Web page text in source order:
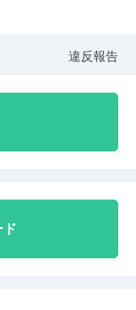
違反報告